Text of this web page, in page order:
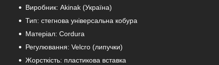
Виробник: Akinak (Україна)
Тип: стегнова універсальна кобура
Матеріал: Cordura
Регулювання: Velcro (липучки)
Жорсткість: пластикова вставка